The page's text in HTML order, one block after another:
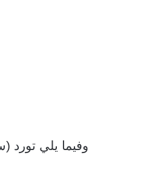
وفيما يلي تورد